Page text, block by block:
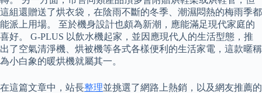
這組還贈送了烘衣袋，在陰雨不斷的冬季、潮濕悶熱的梅雨季都
能派上用場。 至於機身設計也頗為新潮，應能滿足現代家庭的
喜好。 G-PLUS 以飲水機起家，並因應現代人的生活型態，推
出了空氣清淨機、烘被機等各式各樣便利的生活家電，這款暱稱
為小白象的暖烘機就屬其一。
在這篇文章中，站長整理並挑選了網路上熱銷，以及網友推薦的